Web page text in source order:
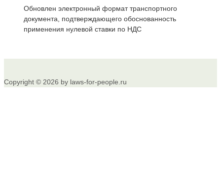
Обновлен электронный формат транспортного
документа, подтверждающего обоснованность
применения нулевой ставки по НДС
Copyright © 2026 by laws-for-people.ru